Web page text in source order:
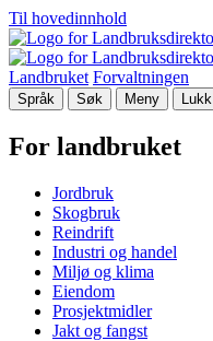
Til hovedinnhold
Landbruket Forvaltningen
Språk Søk Meny Lukk
For landbruket
Jordbruk
Skogbruk
Reindrift
Industri og handel
Miljø og klima
Eiendom
Prosjektmidler
Jakt og fangst